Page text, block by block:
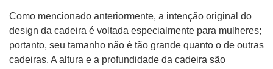
Como mencionado anteriormente, a intenção original do
design da cadeira é voltada especialmente para mulheres;
portanto, seu tamanho não é tão grande quanto o de outras
cadeiras. A altura e a profundidade da cadeira são